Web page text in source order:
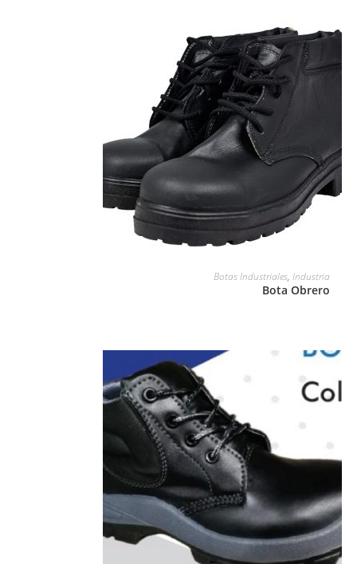
Botas Industriales,Industria
Bota Obrero